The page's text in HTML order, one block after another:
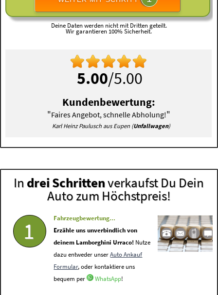
Deine Daten werden nicht mit Dritten geteilt.
Wir garantieren 100% Sicherheit.
5.00/5.00
Kundenbewertung:
"Faires Angebot, schnelle Abholung!"
Karl Heinz Paulusch aus Eupen (Unfallwagen)
In drei Schrittenverkaufst Du Dein
Auto zum Höchstpreis!
1
Fahrzeugbewertung...
Erzähle uns unverbindlich von
deinem Lamborghini Urraco! Nutze
dazu entweder unserAuto Ankauf
Formular, oder kontaktiere uns
bequem per
WhatsApp!